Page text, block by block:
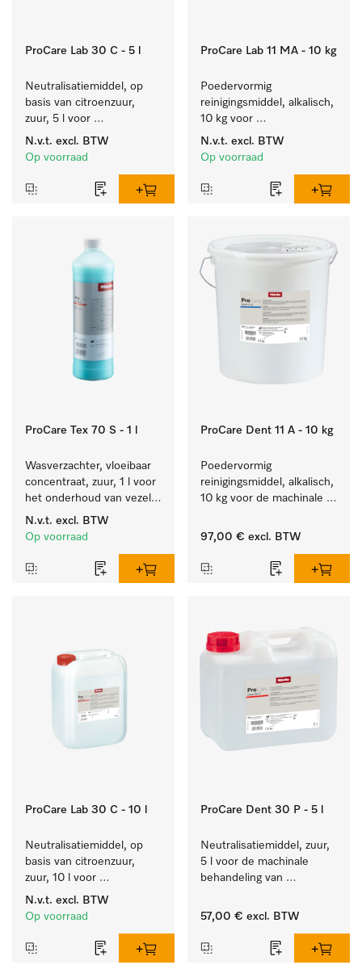
ProCare Lab 30 C - 5 l
Neutralisatiemiddel, op
basis van citroenzuur,
zuur, 5 l voor
materiaalbesparende,
machinale reiniging van
gerei.
N.v.t. excl. BTW
Op voorraad
ProCare Lab 11 MA - 10 kg
Poedervormig
reinigingsmiddel, alkalisch,
10 kg voor
materiaalbesparende,
machinale reiniging van
gerei.
N.v.t. excl. BTW
Op voorraad
ProCare Tex 70 S - 1 l
Wasverzachter, vloeibaar
concentraat, zuur, 1 l voor
het onderhoud van vezels
zodat het textiel lang
zacht blijft.
N.v.t. excl. BTW
Op voorraad
ProCare Dent 11 A - 10 kg
Poedervormig
reinigingsmiddel, alkalisch,
10 kg voor de machinale
tandheelkundige
97,00 € excl. BTW
ProCare Lab 30 C - 10 l
Neutralisatiemiddel, op
basis van citroenzuur,
zuur, 10 l voor
materiaalbesparende,
machinale reiniging van
gerei.
N.v.t. excl. BTW
Op voorraad
ProCare Dent 30 P - 5 l
Neutralisatiemiddel, zuur,
5 l voor de machinale
behandeling van
instrumenten.
57,00 € excl. BTW